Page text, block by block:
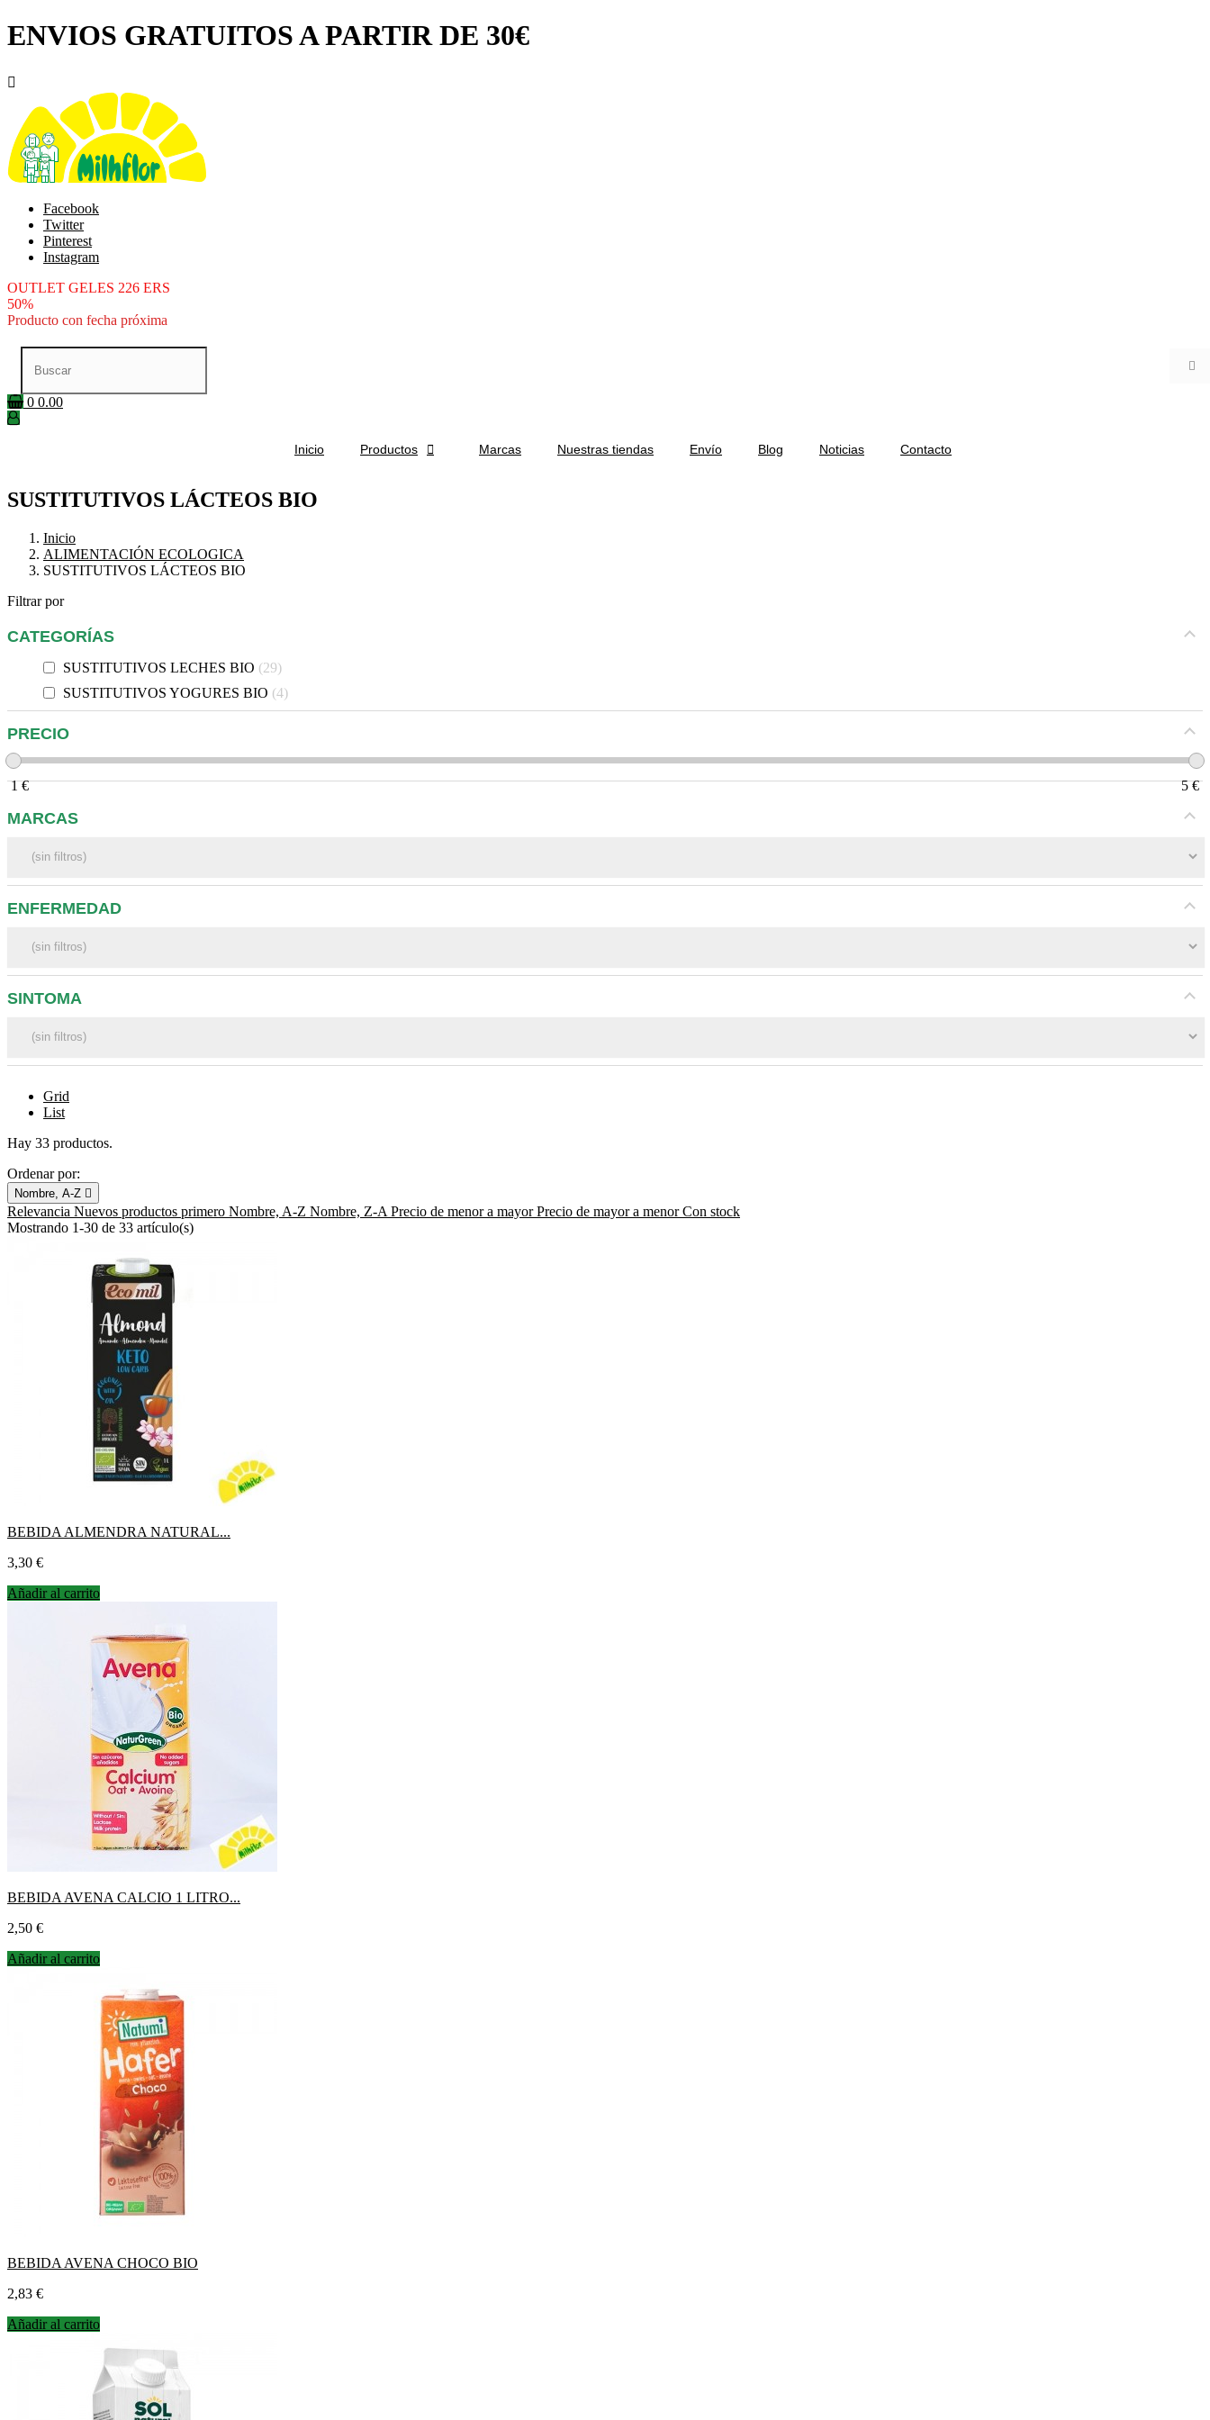
ENVIOS GRATUITOS A PARTIR DE 30€

Facebook
Twitter
Pinterest
Instagram
OUTLET GELES 226 ERS
50%
Producto con fecha próxima

0 0.00
Inicio Productos  Marcas Nuestras tiendas Envío Blog Noticias Contacto
SUSTITUTIVOS LÁCTEOS BIO
Inicio
ALIMENTACIÓN ECOLOGICA
SUSTITUTIVOS LÁCTEOS BIO
Filtrar por
CATEGORÍAS
SUSTITUTIVOS LECHES BIO
29
SUSTITUTIVOS YOGURES BIO 4
PRECIO
1 € 5 €
MARCAS
ENFERMEDAD
SINTOMA
Grid
List
Hay 33 productos.
Ordenar por:
Nombre, A-Z 
Relevancia Nuevos productos primero Nombre, A-Z Nombre, Z-A Precio de menor a mayorPrecio de mayor a menorCon stock
Mostrando 1-30 de 33 artículo(s)
BEBIDA ALMENDRA NATURAL...
Precio
3,30 €
Añadir al carrito
BEBIDA AVENA CALCIO 1 LITRO...
Precio
2,50 €
Añadir al carrito
BEBIDA AVENA CHOCO BIO
Precio
2,83 €
Añadir al carrito